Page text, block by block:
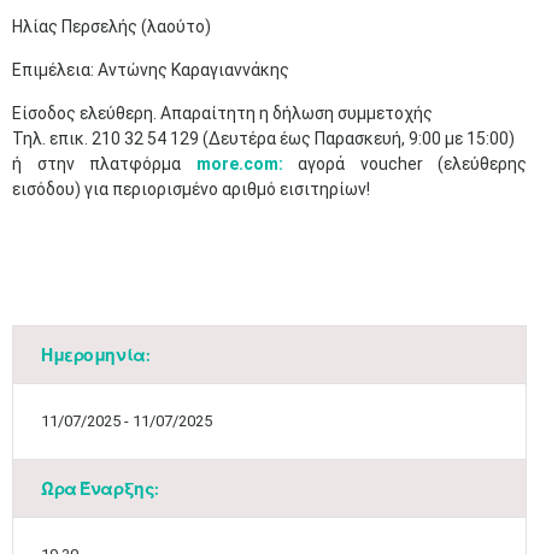
Ηλίας Περσελής (λαούτο)
Επιμέλεια: Αντώνης Καραγιαννάκης​
Είσοδος ελεύθερη. Απαραίτητη η δήλωση συμμετοχής
Τηλ. επικ. 210 32 54 129 (Δευτέρα έως Παρασκευή, 9:00 με 15:00)
ή στην πλατφόρμα more.com: αγορά voucher (ελεύθερης
εισόδου) για περιορισμένο αριθμό εισιτηρίων! ​
Ημερομηνία:
11/07/2025 - 11/07/2025
Ώρα Έναρξης: